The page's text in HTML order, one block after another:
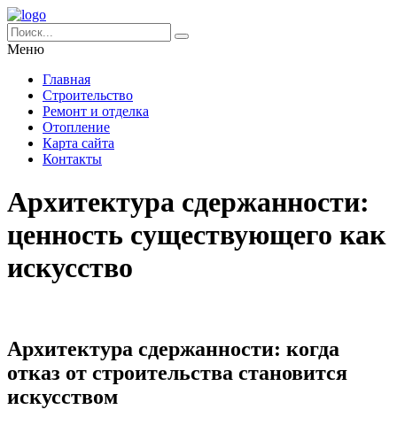
Меню
Главная
Строительство
Ремонт и отделка
Отопление
Карта сайта
Контакты
Архитектура сдержанности:
ценность существующего как
искусство
Архитектура сдержанности: когда
отказ от строительства становится
искусством